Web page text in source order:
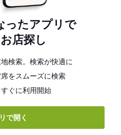
ったアプリで
店探し
検索。検索が快適に
をスムーズに検索
ぐに利用開始
で開く